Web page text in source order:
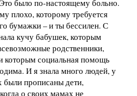
было по-настоящему больно.
плохо, которому требуется
бумажки – и ты бессилен. С
кучу бабушек, которым
родственники,
которым социальная помощь
И я знала много людей, у
были прописаны дети,
о своих мамах не